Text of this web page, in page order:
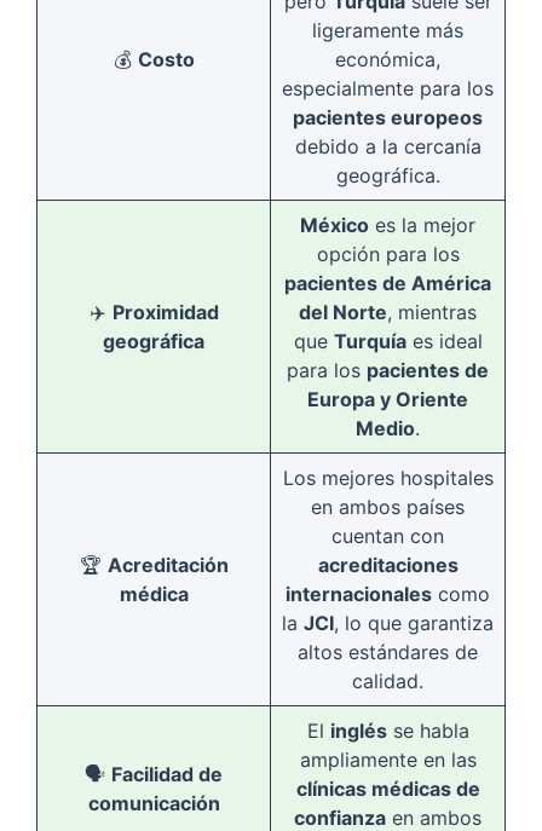
💰 Costo
ligeramente más
económica,
especialmente para los
pacientes europeos
debido a la cercanía
geográfica.
✈️ Proximidad
geográfica
México es la mejor
opción para los
pacientes de América
del Norte, mientras
que Turquíaes ideal
para los pacientes de
Europa y Oriente
Medio.
🏆 Acreditación
médica
Los mejores hospitales
en ambos países
cuentan con
acreditaciones
internacionales como
la JCI, lo que garantiza
altos estándares de
calidad.
🗣️ Facilidad de
comunicación
El inglésse habla
ampliamente en las
clínicas médicas de
confianza en ambos